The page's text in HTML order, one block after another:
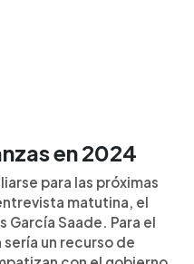
en 2024
para las próximas
matutina, el
García Saade. Para el
un recurso de